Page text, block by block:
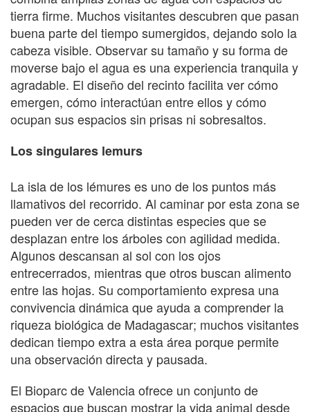
tierra firme. Muchos visitantes descubren que pasan
buena parte del tiempo sumergidos, dejando solo la
cabeza visible. Observar su tamaño y su forma de
moverse bajo el agua es una experiencia tranquila y
agradable. El diseño del recinto facilita ver cómo
emergen, cómo interactúan entre ellos y cómo
ocupan sus espacios sin prisas ni sobresaltos.
Los singulares lemurs
La isla de los lémures es uno de los puntos más
llamativos del recorrido. Al caminar por esta zona se
pueden ver de cerca distintas especies que se
desplazan entre los árboles con agilidad medida.
Algunos descansan al sol con los ojos
entrecerrados, mientras que otros buscan alimento
entre las hojas. Su comportamiento expresa una
convivencia dinámica que ayuda a comprender la
riqueza biológica de Madagascar; muchos visitantes
dedican tiempo extra a esta área porque permite
una observación directa y pausada.
El Bioparc de Valencia ofrece un conjunto de
espacios que buscan mostrar la vida animal desde